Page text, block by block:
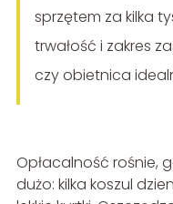
sprzętem za kilka
trwałość i zakres
czy obietnica
Opłacalność rośnie,
dużo: kilka koszul